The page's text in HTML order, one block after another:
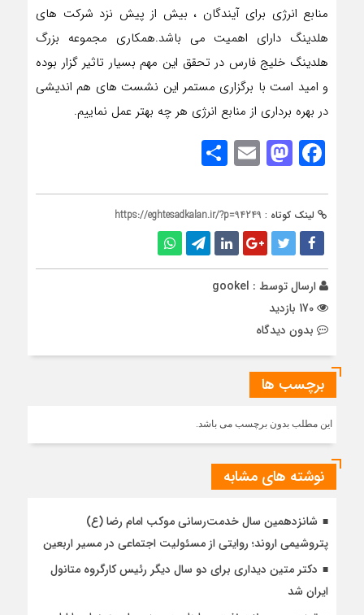
منابع انرژی برای آیندگان ، بیش از پیش نزد شرکت های
هلدینگ دارای اهمیت می باشد.همکاری مجموعه بزرگ
هلدینگ خلیج فارس در تحقق این مهم بسیار تاثیر گزار بوده
و امید است با برگزاری مستمر این نشست های هم اندیشی
در بهره برداری از منابع انرژی هر چه بهتر عمل نماییم.
Facebook
Mastodon
Email
لینک کوتاه : https://eghtesadkalan.ir/?p=94249
ارسال توسط : gookel
بدون دیدگاه
برچسب ها
این مطلب بدون برچسب می باشد.
نوشته های مشابه
شانزدهمین سال خدمت‌رسانی موکب امام رضا (ع)
پتروشیمی اروند؛ روایتی از مسئولیت اجتماعی در مسیر اربعین
دکتر متین دیداری برای دو سال دیگر رئیس کارگروه متانول
ایران شد